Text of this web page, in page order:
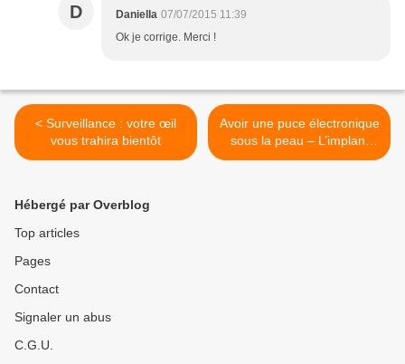
D Daniella 07/07/2015 11:39
Ok je corrige. Merci !
< Surveillance : votre œil
vous trahira bientôt
Avoir une puce électronique
sous la peau – L’implant
party arrive à Paris ! >
Hébergé par Overblog
Top articles
Pages
Contact
Signaler un abus
C.G.U.